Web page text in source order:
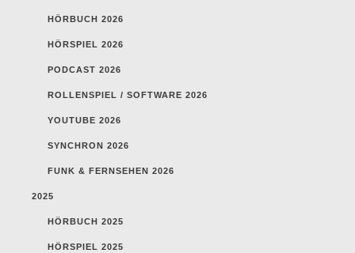
HÖRBUCH 2026
HÖRSPIEL 2026
PODCAST 2026
ROLLENSPIEL / SOFTWARE 2026
YOUTUBE 2026
SYNCHRON 2026
FUNK & FERNSEHEN 2026
2025
HÖRBUCH 2025
HÖRSPIEL 2025